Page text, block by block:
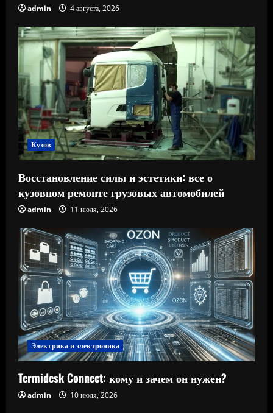
admin 4 августа, 2026
Кузов
Восстановление силы и эстетики: все о
кузовном ремонте грузовых автомобилей
admin 11 июля, 2026
Электрика и электроника
Termidesk Connect: кому и зачем он нужен?
admin 10 июля, 2026